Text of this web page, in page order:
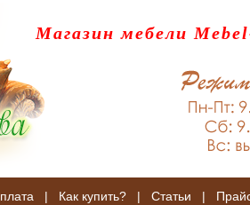
Магазин мебели
| Как купить? | Статьи |